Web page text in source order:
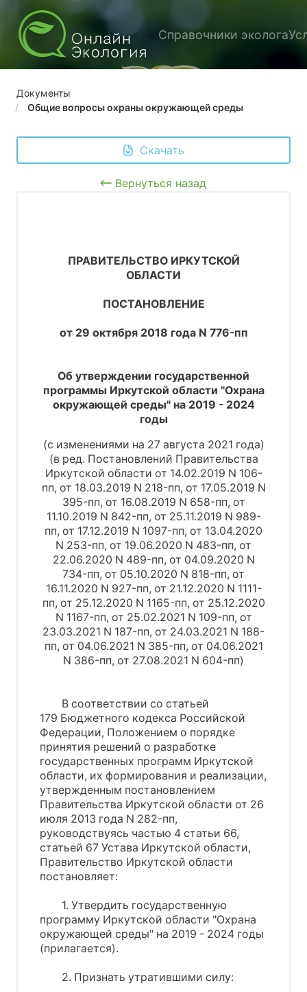
Справочники эколога
Документы
Общие вопросы охраны окружающей среды
Скачать
Вернуться назад
ПРАВИТЕЛЬСТВО ИРКУТСКОЙ
ОБЛАСТИ
ПОСТАНОВЛЕНИЕ
от 29 октября 2018 года N 776-пп
Об утверждении государственной
программы Иркутской области "Охрана
окружающей среды" на 2019 - 2024
годы
(с изменениями на 27 августа 2021 года)
(в ред. Постановлений Правительства
Иркутской области от 14.02.2019 N 106-
пп, от 18.03.2019 N 218-пп, от 17.05.2019 N
395-пп, от 16.08.2019 N 658-пп, от
11.10.2019 N 842-пп, от 25.11.2019 N 989-
пп, от 17.12.2019 N 1097-пп, от 13.04.2020
N 253-пп, от 19.06.2020 N 483-пп, от
22.06.2020 N 489-пп, от 04.09.2020 N
734-пп, от 05.10.2020 N 818-пп, от
16.11.2020 N 927-пп, от 21.12.2020 N 1111-
пп, от 25.12.2020 N 1165-пп, от 25.12.2020
N 1167-пп, от 25.02.2021 N 109-пп, от
23.03.2021 N 187-пп, от 24.03.2021 N 188-
пп, от 04.06.2021 N 385-пп, от 04.06.2021
N 386-пп, от 27.08.2021 N 604-пп)
В соответствии со статьей
179 Бюджетного кодекса Российской
Федерации, Положением о порядке
принятия решений о разработке
государственных программ Иркутской
области, их формирования и реализации,
утвержденным постановлением
Правительства Иркутской области от 26
июля 2013 года N 282-пп,
руководствуясь частью 4 статьи 66,
статьей 67 Устава Иркутской области,
Правительство Иркутской области
постановляет:
1. Утвердить государственную
программу Иркутской области "Охрана
окружающей среды" на 2019 - 2024 годы
(прилагается).
2. Признать утратившими силу: